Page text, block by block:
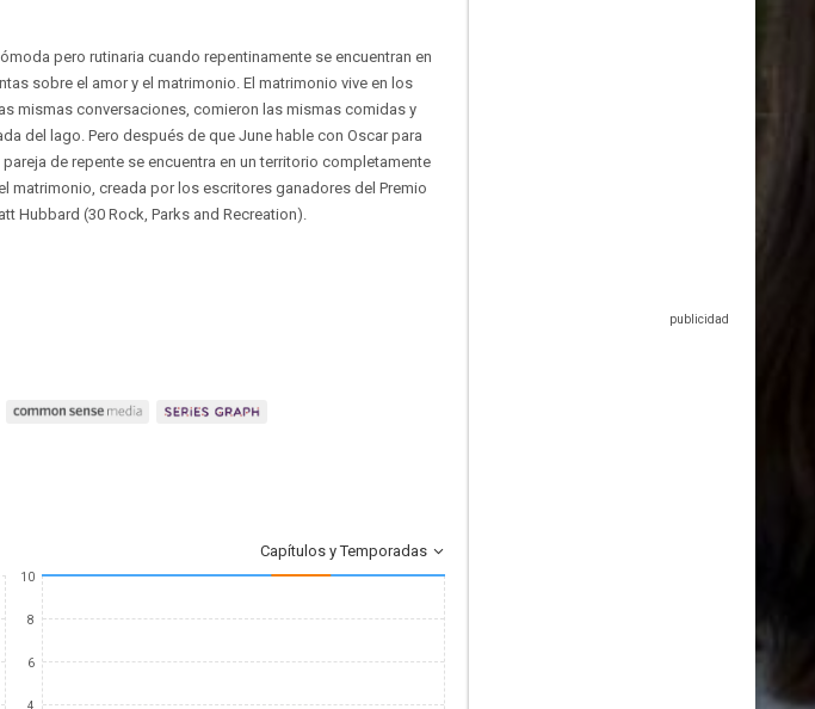
pero rutinaria cuando repentinamente se encuentran en
sobre el amor y el matrimonio. El matrimonio vive en los
mismas conversaciones, comieron las mismas comidas y
del lago. Pero después de que June hable con Oscar para
de repente se encuentra en un territorio completamente
creada por los escritores ganadores del Premio
Hubbard (30 Rock, Parks and Recreation).
Capítulos y Temporadas
10
8
6
4